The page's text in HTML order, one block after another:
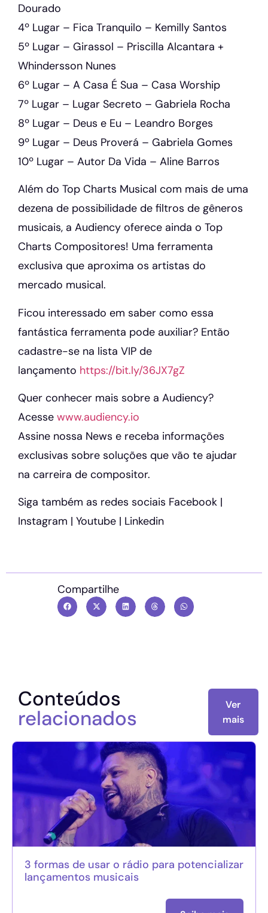
Dourado
4º Lugar – Fica Tranquilo – Kemilly Santos
5º Lugar – Girassol – Priscilla Alcantara +
Whindersson Nunes
6º Lugar – A Casa É Sua – Casa Worship
7º Lugar – Lugar Secreto – Gabriela Rocha
8º Lugar – Deus e Eu – Leandro Borges
9º Lugar – Deus Proverá – Gabriela Gomes
10º Lugar – Autor Da Vida – Aline Barros
Além do Top Charts Musical com mais de uma
dezena de possibilidade de filtros de gêneros
musicais, a Audiency oferece ainda o Top
Charts Compositores! Uma ferramenta
exclusiva que aproxima os artistas do
mercado musical.
Ficou interessado em saber como essa
fantástica ferramenta pode auxiliar? Então
cadastre-se na lista VIP de
lançamento https://bit.ly/36JX7gZ
Quer conhecer mais sobre a Audiency?
Acesse www.audiency.io
Assine nossa News e receba informações
exclusivas sobre soluções que vão te ajudar
na carreira de compositor.
Siga também as redes sociais Facebook |
Instagram | Youtube | Linkedin
Compartilhe
Conteúdos
relacionados
Ver
mais
3 formas de usar o rádio para potencializar
lançamentos musicais